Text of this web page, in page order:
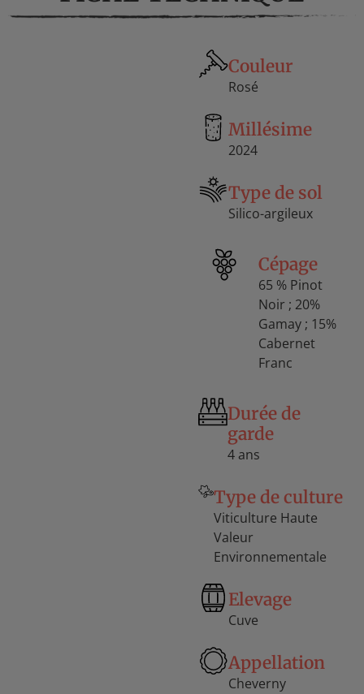
Couleur
Rosé
Millésime
2024
Type de sol
Silico-argileux
Cépage
65 % Pinot
Noir ; 20%
Gamay ; 15%
Cabernet
Franc
Durée de
garde
4 ans
Type de culture
Viticulture Haute
Valeur
Environnementale
Elevage
Cuve
Appellation
Cheverny